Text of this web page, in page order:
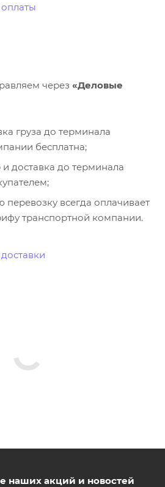
через «Деловые
груза до терминала
бесплатна;
доставка до терминала
всегда оплачивает
транспортной компании.
наших акций и новостей